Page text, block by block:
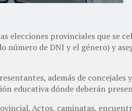
elecciones provinciales que se
de DNI y el género) y
además de
educativa dónde deberán
Actos, caminatas,